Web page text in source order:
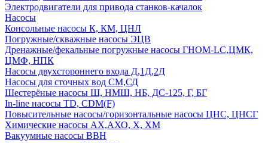
Электродвигатели для привода станков-качалок
Насосы
Консольные насосы К, КМ, ЦНЛ
Погружные/скважные насосы ЭЦВ
Дренажные/фекальные погружные насосы ГНОМ-LC,ЦМК,
ЦМФ, НПК
Насосы двухстороннего входа Д,1Д,2Д
Насосы для сточных вод СМ,СД
Шестерёные насосы Ш, НМШ, НБ, ДС-125, Г, БГ
In-line насосы TD, CDM(F)
Повысительные насосы/горизонтальные насосы ЦНС, ЦНСГ
Химические насосы АХ,АХО, Х, ХМ
Вакуумные насосы ВВН